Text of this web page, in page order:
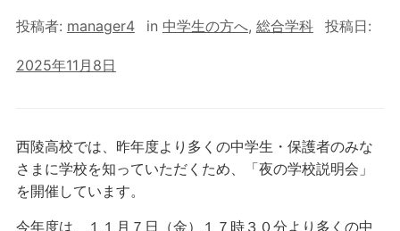
投稿者: manager4 in 中学生の方へ, 総合学科 投稿日:
2025年11月8日
西陵高校では、昨年度より多くの中学生・保護者のみな
さまに学校を知っていただくため、「夜の学校説明会」
を開催しています。
今年度は、１１月７日（金）１７時３０分より多くの中